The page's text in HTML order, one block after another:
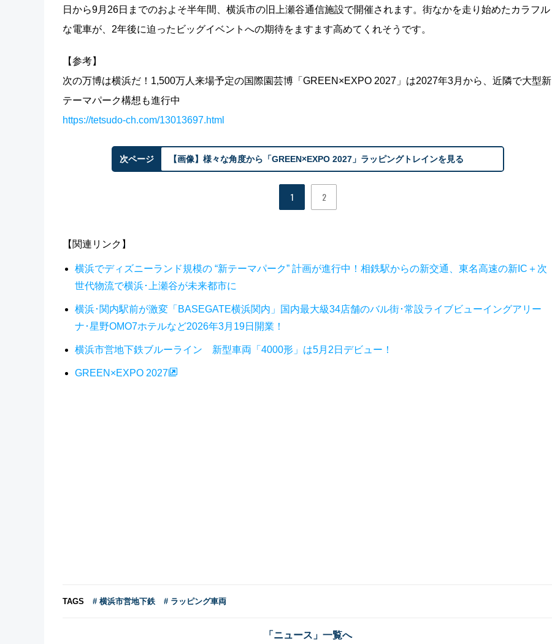
日から9月26日までのおよそ半年間、横浜市の旧上瀬谷通信施設で開催されます。街なかを走り始めたカラフル
な電車が、2年後に迫ったビッグイベントへの期待をますます高めてくれそうです。
【参考】
次の万博は横浜だ！1,500万人来場予定の国際園芸博「GREEN×EXPO 2027」は2027年3月から、近隣で大型新
テーマパーク構想も進行中
https://tetsudo-ch.com/13013697.html
次ページ 【画像】様々な角度から「GREEN×EXPO 2027」ラッピングトレインを見る
1 2
【関連リンク】
横浜でディズニーランド規模の “新テーマパーク” 計画が進行中！相鉄駅からの新交通、東名高速の新IC＋次
世代物流で横浜･上瀬谷が未来都市に
横浜･関内駅前が激変「BASEGATE横浜関内」国内最大級34店舗のバル街･常設ライブビューイングアリー
ナ･星野OMO7ホテルなど2026年3月19日開業！
横浜市営地下鉄ブルーライン 新型車両「4000形」は5月2日デビュー！
GREEN×EXPO 2027
TAGS # 横浜市営地下鉄 # ラッピング車両
「ニュース」一覧へ